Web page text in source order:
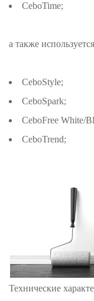
CeboTime;
а также
CeboStyle;
CeboSpark;
CeboFree White/
CeboTrend;
Технические